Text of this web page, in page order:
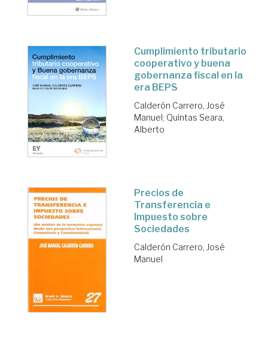
Cumplimiento tributario
cooperativo y buena
gobernanza fiscal en la
era BEPS
Calderón Carrero, José
Manuel; Quintas Seara,
Alberto
Precios de
Transferencia e
Impuesto sobre
Sociedades
Calderón Carrero, José
Manuel